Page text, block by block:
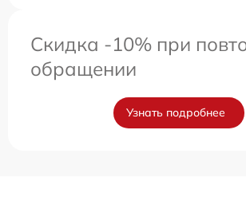
Скидка -10% при
обращении
Узнать подробнее